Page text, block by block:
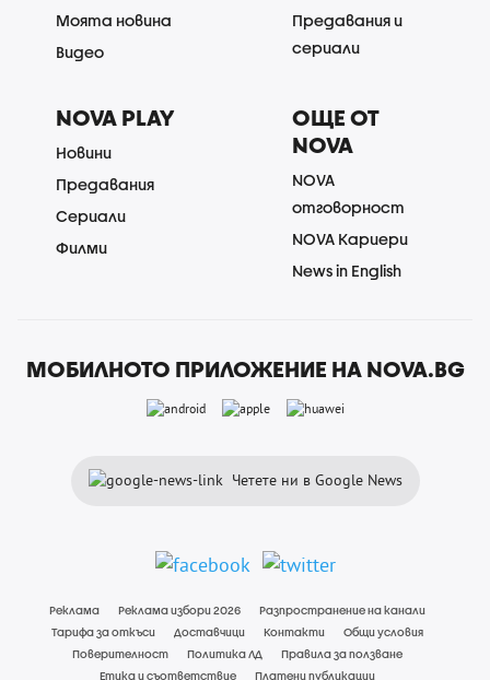
Моята новина
Видео
Предавания и
сериали
NOVA PLAY
Новини
Предавания
Сериали
Филми
ОЩЕ ОТ
NOVA
NOVA
отговорност
NOVA Кариери
News in English
МОБИЛНОТО ПРИЛОЖЕНИЕ НА NOVA.BG
Четете ни в Google News
Реклама Реклама избори 2026
Разпространение на канали
Тарифа за откъси
Доставчици Контакти
Общи условия
Поверителност
Политика ЛД
Правила за ползване
Етика и съответствие
Платени публикации